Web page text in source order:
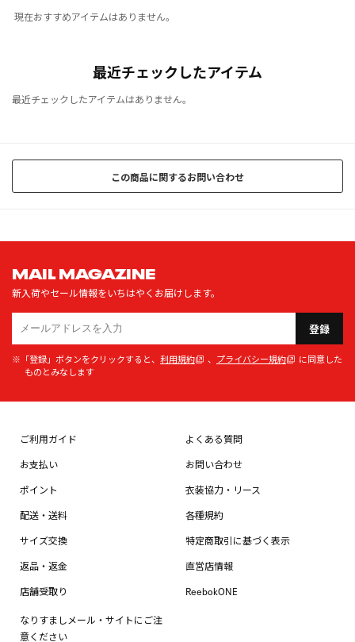
現在おすすめアイテムはありません。
最近チェックしたアイテム
最近チェックしたアイテムはありません。
この商品に関するお問い合わせ
MAIL MAGAZINE
新入荷やセール情報をいちはやくお届けします。
登録
※「登録」ボタンをクリックすると、 利用規約 、 プライバシー規約
に同意した
ものとみなします
ご利用ガイド
お支払い
ポイント
配送・送料
サイズ交換
返品・返金
店舗受取り
なりすましメール・サイトにご注
意ください
よくある質問
お問い合わせ
衣装協力・リース
各種規約
特定商取引に基づく表示
直営店情報
ReebokONE